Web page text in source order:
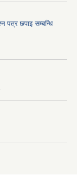
पत्र छपाइ सम्बन्धि